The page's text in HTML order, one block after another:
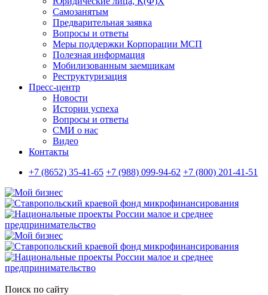
Самозанятым
Предварительная заявка
Вопросы и ответы
Меры поддержки Корпорации МСП
Полезная информация
Мобилизованным заемщикам
Реструктуризация
Пресс-центр
Новости
Истории успеха
Вопросы и ответы
СМИ о нас
Видео
Контакты
+7 (8652) 35-41-65 +7 (988) 099-94-62 +7 (800) 201-41-51
Поиск по сайту